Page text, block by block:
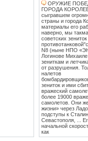
ОРУЖИЕ
ГОРОДА
сыгравшем
страны и города
материалы его
наверно, мы
советских
N8 (ныне НПО
Логинове
зениткам и
от разрушения.
налетов
зениток и ими
вражеский
более 19000
самолетов. Они
жизни» через
подступы к
Севастополя, ...
начальной
как